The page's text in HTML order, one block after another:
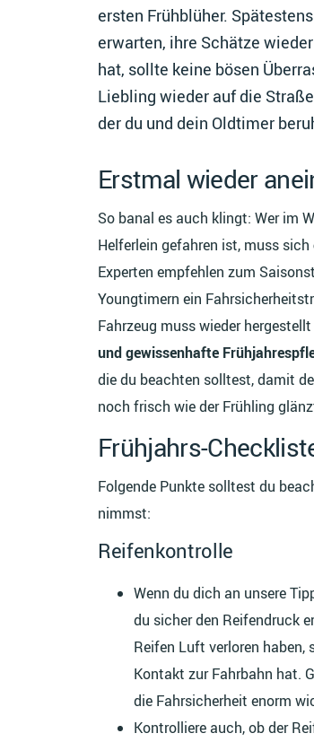
ersten Frühblüher.
erwarten, ihre Schätze
hat, sollte keine bösen
Liebling wieder auf die
der du und dein Oldtimer
Erstmal wieder
So banal es auch klingt: Wer im
Helferlein gefahren ist, muss sich
Experten empfehlen zum
Youngtimern ein
Fahrzeug muss wieder
und gewissenhafte
die du beachten solltest, damit
noch frisch wie der Frühling
Frühjahrs-
Folgende Punkte solltest du
nimmst:
Reifenkontrolle
Wenn du dich an unsere
du sicher den Reifendruck
Reifen Luft verloren haben,
Kontakt zur Fahrbahn hat.
die Fahrsicherheit enorm
Kontrolliere auch, ob der